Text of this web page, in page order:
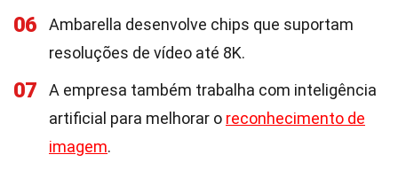
06
Ambarella desenvolve chips que suportam
resoluções de vídeo até 8K.
07
A empresa também trabalha com inteligência
artificial para melhorar o reconhecimento de
imagem.